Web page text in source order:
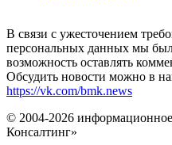
В связи с ужесточением
персональных данных мы
возможность оставлять
Обсудить новости можно в
https://vk.com/bmk.news
© 2004-2026
Консалтинг»